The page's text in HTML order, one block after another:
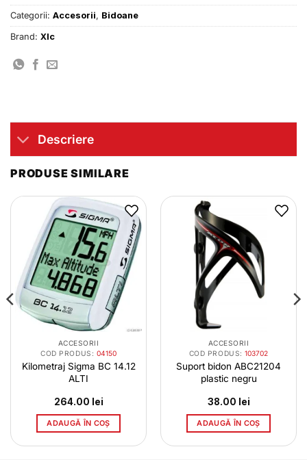
Categorii: Accesorii, Bidoane
Brand: Xlc
Descriere
PRODUSE SIMILARE
ACCESORII
COD PRODUS: 04150
Kilometraj Sigma BC 14.12
ALTI
264.00 lei
ADAUGĂ ÎN COȘ
ACCESORII
COD PRODUS:103702
Suport bidon ABC21204
plastic negru
38.00 lei
ADAUGĂ ÎN COȘ